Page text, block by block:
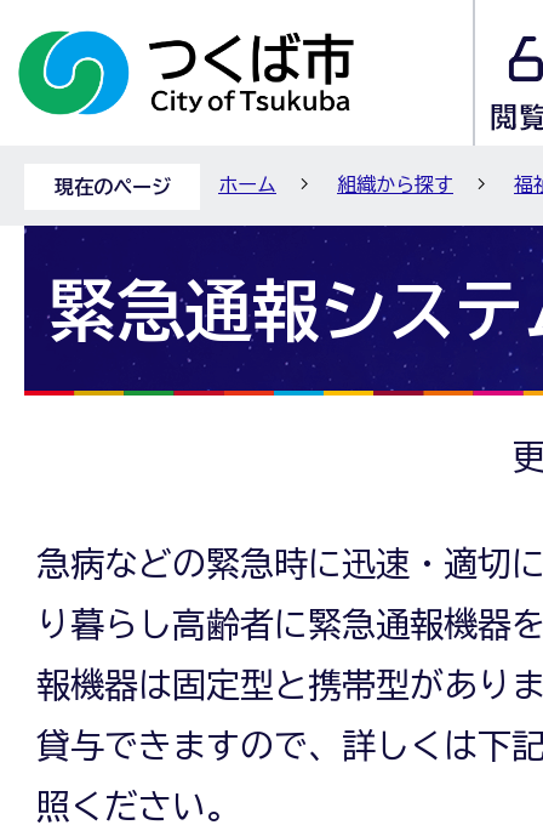
現在のページ ホーム 組織から探す 福
緊急通報システ
急病などの緊急時に迅速・適切
り暮らし高齢者に緊急通報機器
報機器は固定型と携帯型があり
貸与できますので、詳しくは下
照ください。